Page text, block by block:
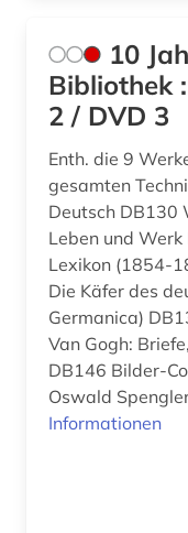
autograf (1)
autor (1)
Schweden (9)
Serbien (1)
Slowakei (2)
Slowenien (1)
Spanien (3)
Suedasien (1)
10
Bibliothek
2 / DVD 3
Enth. die 9 Werke DB116 Lueger:Lexikon
gesamten
Deutsch DB130
Leben und
Lexikon (1854-
Die Käfer des
Germanica)
Van Gogh:
DB146 Bilder-
Oswald
Informationen